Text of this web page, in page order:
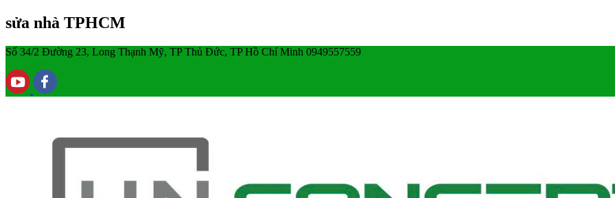
sửa nhà TPHCM
Số 34/2 Đường 23, Long Thạnh Mỹ, TP Thủ Đức, TP Hồ Chí Minh 0949557559